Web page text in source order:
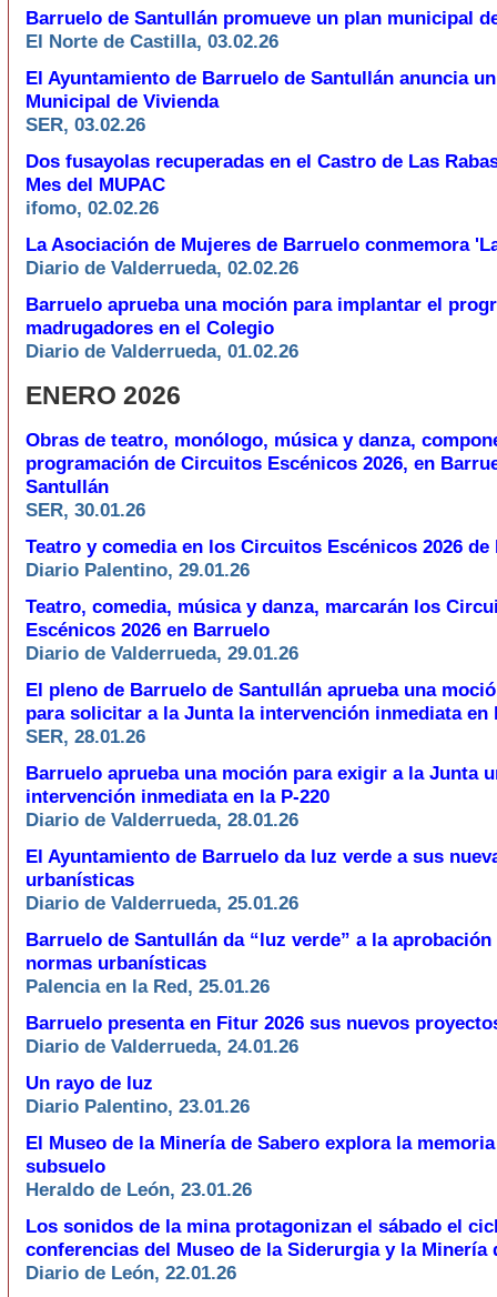
Barruelo de Santullán promueve un plan municipal
El Norte de Castilla, 03.02.26
El Ayuntamiento de Barruelo de Santullán anuncia
Municipal de Vivienda
SER, 03.02.26
Dos fusayolas recuperadas en el Castro de Las
Mes del MUPAC
ifomo, 02.02.26
La Asociación de Mujeres de Barruelo conmemora
Diario de Valderrueda, 02.02.26
Barruelo aprueba una moción para implantar el
madrugadores en el Colegio
Diario de Valderrueda, 01.02.26
ENERO 2026
Obras de teatro, monólogo, música y danza,
programación de Circuitos Escénicos 2026, en
Santullán
SER, 30.01.26
Teatro y comedia en los Circuitos Escénicos 2026 de
Diario Palentino, 29.01.26
Teatro, comedia, música y danza, marcarán los
Escénicos 2026 en Barruelo
Diario de Valderrueda, 29.01.26
El pleno de Barruelo de Santullán aprueba una
para solicitar a la Junta la intervención inmediata en
SER, 28.01.26
Barruelo aprueba una moción para exigir a la Junta
intervención inmediata en la P-220
Diario de Valderrueda, 28.01.26
El Ayuntamiento de Barruelo da luz verde a sus
urbanísticas
Diario de Valderrueda, 25.01.26
Barruelo de Santullán da “luz verde” a la aprobación
normas urbanísticas
Palencia en la Red, 25.01.26
Barruelo presenta en Fitur 2026 sus nuevos
Diario de Valderrueda, 24.01.26
Un rayo de luz
Diario Palentino, 23.01.26
El Museo de la Minería de Sabero explora la
subsuelo
Heraldo de León, 23.01.26
Los sonidos de la mina protagonizan el sábado el
conferencias del Museo de la Siderurgia y la Minería
Diario de León, 22.01.26